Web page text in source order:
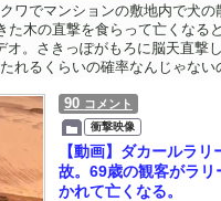
ワでマンションの敷地内で犬の
た木の直撃を食らって亡くなる
オ。さきっぽがもろに脳天直撃
れるくらいの確率なんじゃない
90 コメント
衝撃映像
【動画】ダカールラリ
故。69歳の観客がラリ
かれて亡くなる。